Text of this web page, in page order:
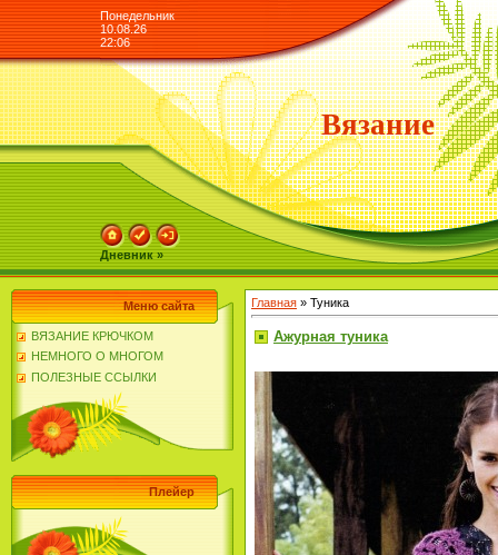
Понедельник
10.08.26
22:06
Вязание
Дневник »
Меню сайта
ВЯЗАНИЕ КРЮЧКОМ
НЕМНОГО О МНОГОМ
ПОЛЕЗНЫЕ ССЫЛКИ
Плейер
Главная » Туника
Ажурная туника